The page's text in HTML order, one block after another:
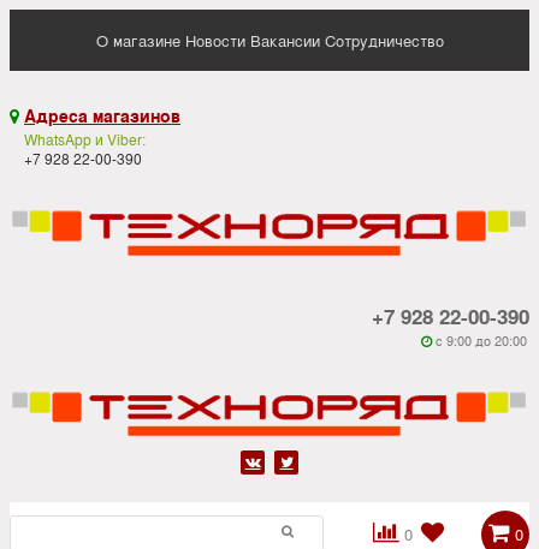
О магазине Новости Вакансии Сотрудничество
 Адреса магазинов
WhatsApp и Viber:
+7 928 22-00-390
+7 928 22-00-390
 c 9:00 до 20:00
 
0

 0